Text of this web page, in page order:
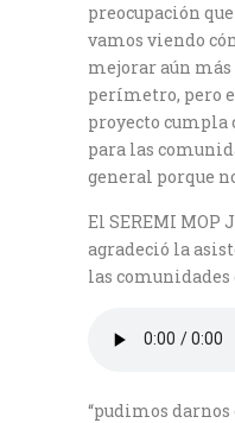
preocupación
vamos viendo
mejorar aún
perímetro, pero
proyecto cumpla
para las
general porque
El SEREMI MOP
agradeció la
las
“pudimos darnos